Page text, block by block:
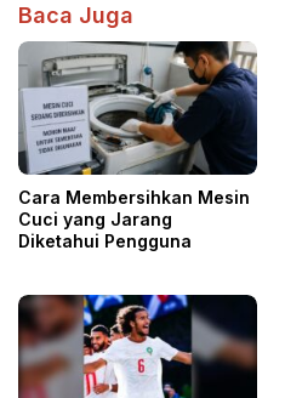
Baca Juga
Cara Membersihkan Mesin
Cuci yang Jarang
Diketahui Pengguna